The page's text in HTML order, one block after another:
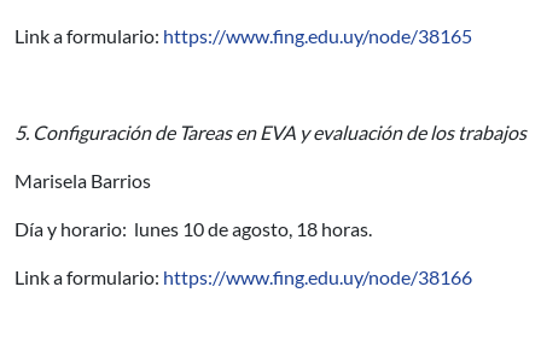
Link a formulario: https://www.fing.edu.uy/node/38165
5. Configuración de Tareas en EVA y evaluación de los trabajos
Marisela Barrios
Día y horario: lunes 10 de agosto, 18 horas.
Link a formulario: https://www.fing.edu.uy/node/38166